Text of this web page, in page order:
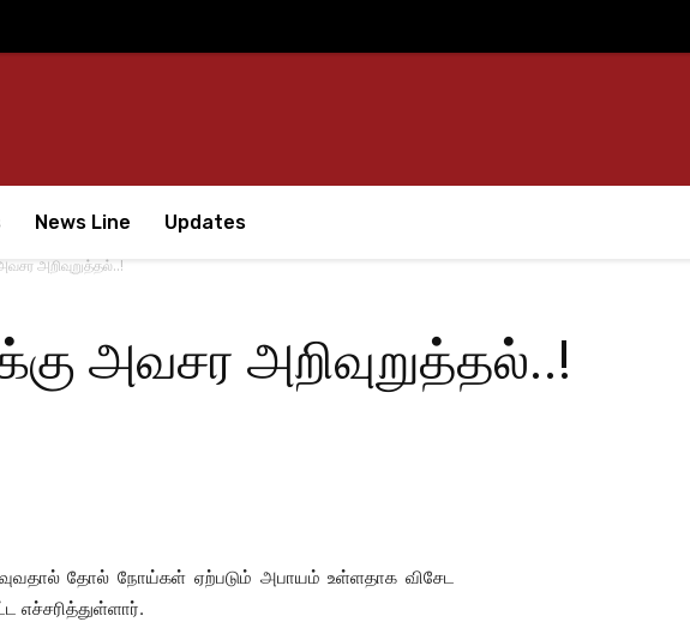
News Line Updates
அறிவுறுத்தல்..!
அவசர அறிவுறுத்தல்..!
தோல் நோய்கள் ஏற்படும் அபாயம் உள்ளதாக விசேட
எச்சரித்துள்ளார்.